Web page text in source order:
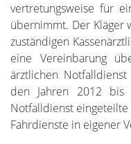
vertretungsweise für
übernimmt. Der Kläger
zuständigen
eine Vereinbarung
ärztlichen
den Jahren 2012
Notfalldienst
Fahrdienste in eigener